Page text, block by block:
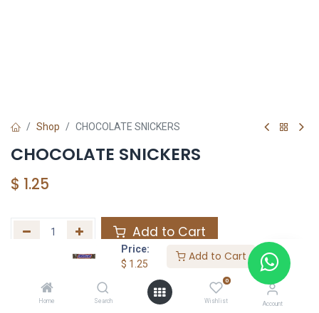
Price:
$ 1.25
Add to Cart
Home Search
0
Wishlist Account
Shop CHOCOLATE SNICKERS
CHOCOLATE SNICKERS
$ 1.25
Add to Cart
Agregar a la lista de deseos
Share :